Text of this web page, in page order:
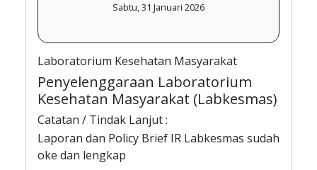
Sabtu, 31 Januari 2026
Laboratorium Kesehatan Masyarakat
Penyelenggaraan Laboratorium
Kesehatan Masyarakat (Labkesmas)
Catatan / Tindak Lanjut :
Laporan dan Policy Brief IR Labkesmas sudah
oke dan lengkap